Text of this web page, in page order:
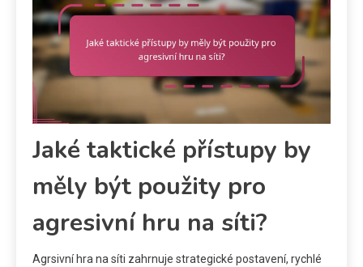
Jaké taktické přístupy by
měly být použity pro
agresivní hru na síti?
Agrsivní hra na síti zahrnuje strategické postavení, rychlé